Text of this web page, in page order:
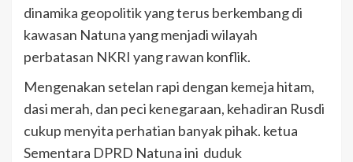
dinamika geopolitik yang terus berkembang di
kawasan Natuna yang menjadi wilayah
perbatasan NKRI yang rawan konflik.
Mengenakan setelan rapi dengan kemeja hitam,
dasi merah, dan peci kenegaraan, kehadiran Rusdi
cukup menyita perhatian banyak pihak. ketua
Sementara DPRD Natuna ini duduk